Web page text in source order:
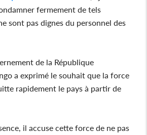
fermement de tels
sont pas dignes du personnel des
de la République
a exprimé le souhait que la force
rapidement le pays à partir de
il accuse cette force de ne pas